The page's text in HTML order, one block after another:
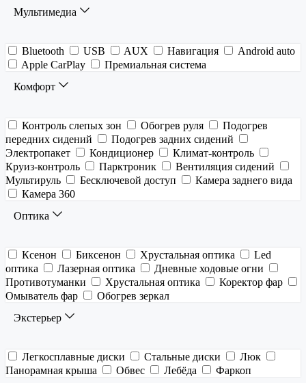
Мультимедиа
Bluetooth USB AUX Навигация
Android auto
Apple CarPlay
Премиальная система
Комфорт
Контроль слепых зон Обогрев руля
Подогрев
передних сидений
Подогрев задних сидений
Электропакет
Кондиционер
Климат-контроль
Круиз-контроль
Парктроник
Вентиляция сидений
Мультируль
Бесключевой доступ
Камера заднего вида
Камера 360
Оптика
Ксенон Биксенон Хрустальная оптика
Led
оптика
Лазерная оптика
Дневные ходовые огни
Противотуманки
Хрустальная оптика
Коректор фар
Омыватель фар
Обогрев зеркал
Экстерьер
Легкосплавные диски Стальные диски
Люк
Панорамная крыша
Обвес Лебёда
Фаркоп